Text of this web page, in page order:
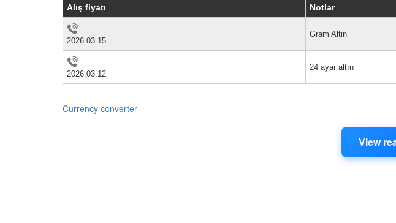
Web sitenize gerçek zamanlı fiyatlar ekleyin
gerçek zamanlı altın fiyatlarını
Alış fiyatı Notlar
2026.03.15
Gram Altin
2026.03.12
24 ayar altın
Currency converter
View